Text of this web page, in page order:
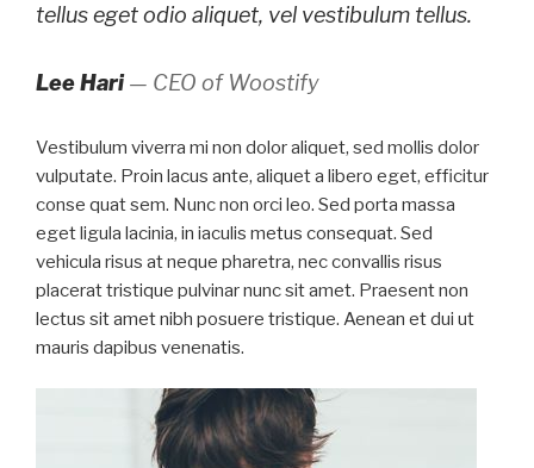
tellus eget odio aliquet, vel vestibulum tellus.
Lee Hari— CEO of Woostify
Vestibulum viverra mi non dolor aliquet, sed mollis dolor
vulputate. Proin lacus ante, aliquet a libero eget, efficitur
conse quat sem. Nunc non orci leo. Sed porta massa
eget ligula lacinia, in iaculis metus consequat. Sed
vehicula risus at neque pharetra, nec convallis risus
placerat tristique pulvinar nunc sit amet. Praesent non
lectus sit amet nibh posuere tristique. Aenean et dui ut
mauris dapibus venenatis.